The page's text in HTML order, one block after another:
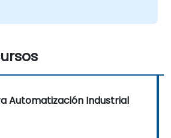
Automatización Industrial